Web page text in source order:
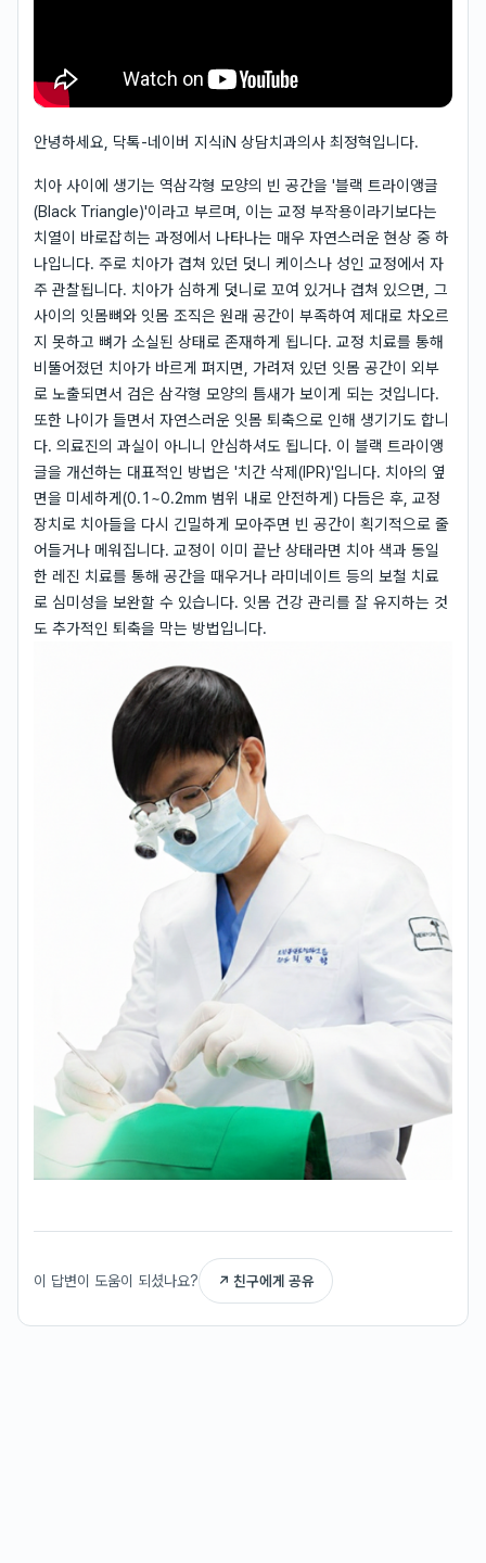
안녕하세요, 닥톡-네이버 지식iN 상담치과의사 최정혁입니다.
치아 사이에 생기는 역삼각형 모양의 빈 공간을 '블랙 트라이앵글
(Black Triangle)'이라고 부르며, 이는 교정 부작용이라기보다는
치열이 바로잡히는 과정에서 나타나는 매우 자연스러운 현상 중 하
나입니다. 주로 치아가 겹쳐 있던 덧니 케이스나 성인 교정에서 자
주 관찰됩니다. 치아가 심하게 덧니로 꼬여 있거나 겹쳐 있으면, 그
사이의 잇몸뼈와 잇몸 조직은 원래 공간이 부족하여 제대로 차오르
지 못하고 뼈가 소실된 상태로 존재하게 됩니다. 교정 치료를 통해
비뚤어졌던 치아가 바르게 펴지면, 가려져 있던 잇몸 공간이 외부
로 노출되면서 검은 삼각형 모양의 틈새가 보이게 되는 것입니다.
또한 나이가 들면서 자연스러운 잇몸 퇴축으로 인해 생기기도 합니
다. 의료진의 과실이 아니니 안심하셔도 됩니다. 이 블랙 트라이앵
글을 개선하는 대표적인 방법은 '치간 삭제(IPR)'입니다. 치아의 옆
면을 미세하게(0.1~0.2mm 범위 내로 안전하게) 다듬은 후, 교정
장치로 치아들을 다시 긴밀하게 모아주면 빈 공간이 획기적으로 줄
어들거나 메워집니다. 교정이 이미 끝난 상태라면 치아 색과 동일
한 레진 치료를 통해 공간을 때우거나 라미네이트 등의 보철 치료
로 심미성을 보완할 수 있습니다. 잇몸 건강 관리를 잘 유지하는 것
도 추가적인 퇴축을 막는 방법입니다.
이 답변이 도움이 되셨나요? ↗ 친구에게 공유